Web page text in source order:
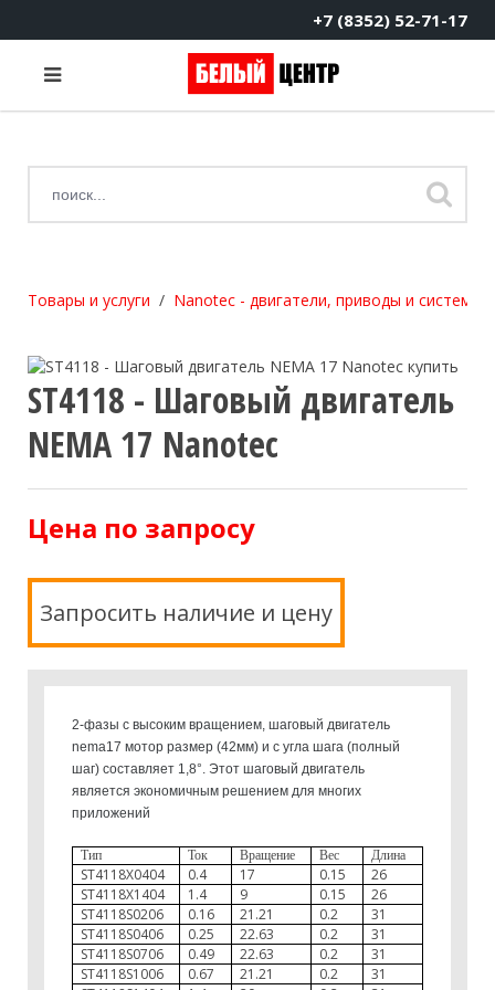
+7 (8352) 52-71-17
Товары и услуги Nanotec - двигатели, приводы и системы
ST4118 - Шаговый двигатель
NEMA 17 Nanotec
Цена по запросу
Запросить наличие и цену
2-фазы с высоким вращением, шаговый двигатель
nema17 мотор размер (42мм) и с угла шага (полный
шаг) составляет 1,8°. Этот шаговый двигатель
является экономичным решением для многих
приложений
Тип Ток Вращение Вес Длина
ST4118X0404 0.4 17 0.15
26
ST4118X1404
1.4 9 0.15
26
ST4118S0206
0.16 21.21 0.2
31
ST4118S0406
0.25 22.63 0.2
31
ST4118S0706
0.49 22.63 0.2
31
ST4118S1006
0.67 21.21 0.2
31